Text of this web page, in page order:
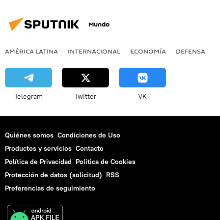
Mundo
AMÉRICA LATINA INTERNACIONAL ECONOMÍA DEFENSA
Telegram Twitter VK
Quiénes somos Condiciones de Uso
Productos y servicios Contacto
Política de Privacidad Politica de Cookies
Protección de datos (solicitud) RSS
Preferencias de seguimiento